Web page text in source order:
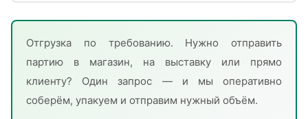
Отгрузка по требованию. Нужно отправить
партию в магазин, на выставку или прямо
клиенту? Один запрос — и мы оперативно
соберём, упакуем и отправим нужный объём.